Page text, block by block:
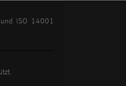
ISO 14001